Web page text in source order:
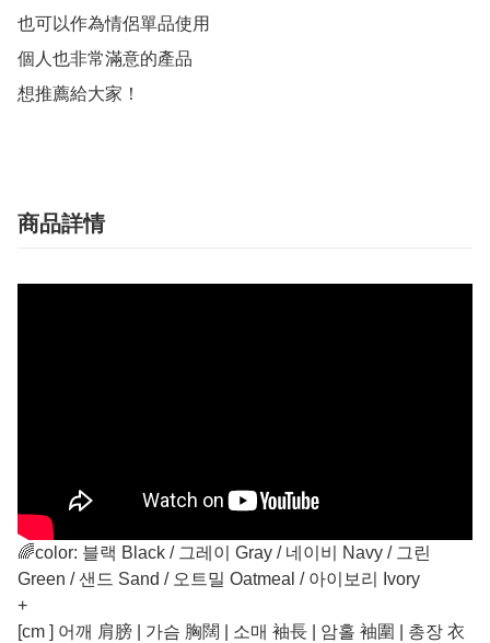
也可以作為情侶單品使用
個人也非常滿意的產品
想推薦給大家！
商品詳情
🌈color: 블랙 Black / 그레이 Gray / 네이비 Navy / 그린
Green / 샌드 Sand / 오트밀 Oatmeal / 아이보리 Ivory
+
[cm ] 어깨 肩膀 | 가슴 胸闊 | 소매 袖長 | 암홀 袖圍 | 총장 衣